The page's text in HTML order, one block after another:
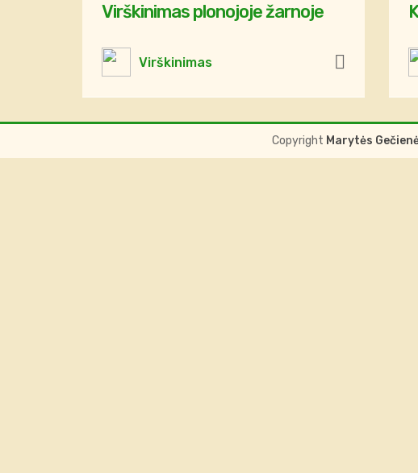
Virškinimas plonojoje žarnoje
Virškinimas
Copyright Marytės